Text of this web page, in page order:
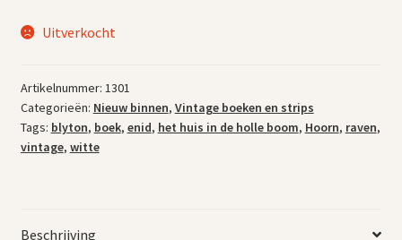
Uitverkocht
Artikelnummer: 1301
Categorieën: Nieuw binnen, Vintage boeken en strips
Tags: blyton, boek, enid, het huis in de holle boom, Hoorn, raven,
vintage, witte
Beschrijving